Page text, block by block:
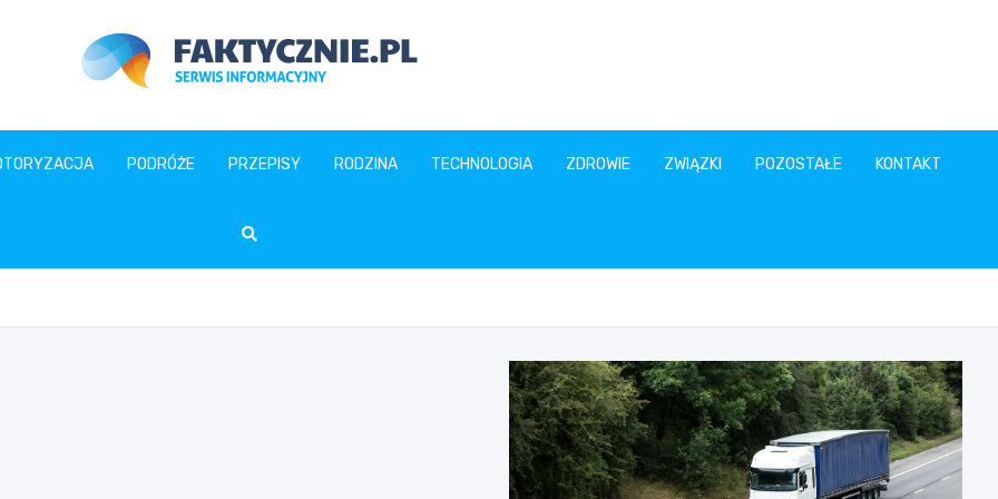
faktycznie.pl
PODRÓŻE PRZEPISY RODZINA TECHNOLOGIA ZDROWIE ZWIĄZKI POZOSTAŁE KONTAKT